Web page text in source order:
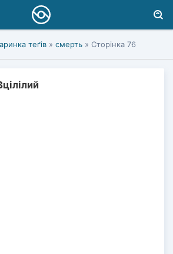
теґів » смерть » Сторінка 76